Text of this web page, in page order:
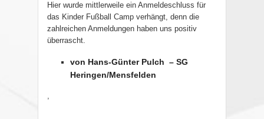
Hier wurde mittlerweile ein Anmeldeschluss für
das Kinder Fußball Camp verhängt, denn die
zahlreichen Anmeldungen haben uns positiv
überrascht.
von Hans-Günter Pulch – SG
Heringen/Mensfelden
,